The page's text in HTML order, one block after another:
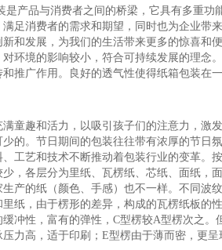
是产品与消费者之间的桥梁，它具有多重
足消费者的需求和期望，同时也为企业带
和发展，为我们的生活带来更多的惊喜和
环境的影响较小，符合可持续发展的理念
推广作用。良好的透气性使得纸箱包装在
满童趣和活力，以吸引孩子们的注意力，激
的。节日期间的包装往往带有浓厚的节日
工艺和技术不断推动着包装行业的变革。
，各层分为里纸、瓦楞纸、芯纸、面纸，
产的纸（颜色、手感）也不一样。不同波
纸，由于楞形的差异，构成的瓦楞纸板的
冲性，富有的弹性，C型楞较A型楞次之
力高，适于印刷；E型楞由于薄而密，更呈